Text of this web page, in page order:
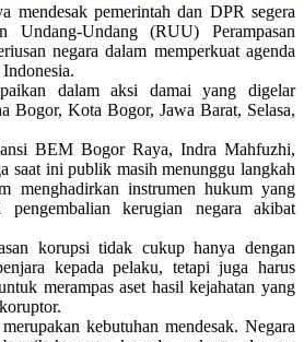
mendesak pemerintah dan DPR segera
Undang-Undang (RUU) Perampasan
negara dalam memperkuat agenda
dalam aksi damai yang digelar
Bogor, Kota Bogor, Jawa Barat, Selasa,
BEM Bogor Raya, Indra Mahfuzhi,
saat ini publik masih menunggu langkah
menghadirkan instrumen hukum yang
pengembalian kerugian negara akibat
korupsi tidak cukup hanya dengan
kepada pelaku, tetapi juga harus
merampas aset hasil kejahatan yang
kebutuhan mendesak. Negara